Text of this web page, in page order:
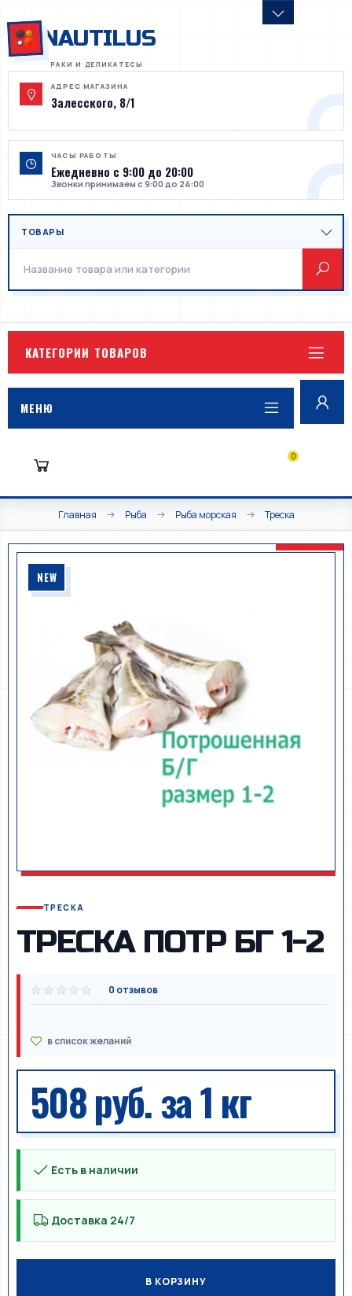
NAUTILUS
АДРЕС МАГАЗИНА
Залесского, 8/1
ЧАСЫ РАБОТЫ
Ежедневно с 9:00 до 20:00
Звонки принимаем с 9:00 до 24:00
КАТЕГОРИИ ТОВАРОВ
МЕНЮ
0
Главная Рыба Рыба морская Треска
NEW
ТРЕСКА
ТРЕСКА ПОТР БГ 1-2
0 отзывов
508 руб.за 1 кг
Есть в наличии
Доставка 24/7
В КОРЗИНУ